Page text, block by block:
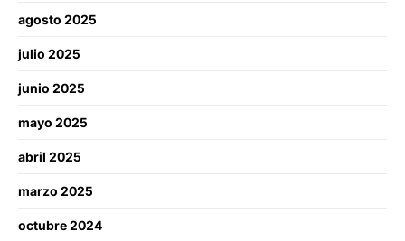
agosto 2025
julio 2025
junio 2025
mayo 2025
abril 2025
marzo 2025
octubre 2024